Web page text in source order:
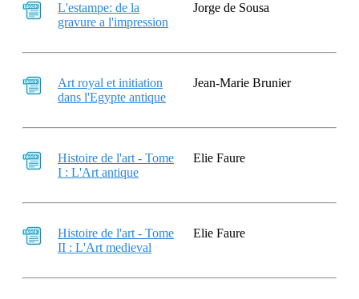
L'estampe: de la
gravure a l'impression
Jorge de Sousa
Art royal et initiation
dans l'Egypte antique
Jean-Marie Brunier
Histoire de l'art - Tome
I : L'Art antique
Elie Faure
Histoire de l'art - Tome
II : L'Art medieval
Elie Faure